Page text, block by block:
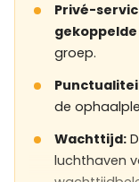
Privé-
groep.
de
Wachttijd:
luchthaven